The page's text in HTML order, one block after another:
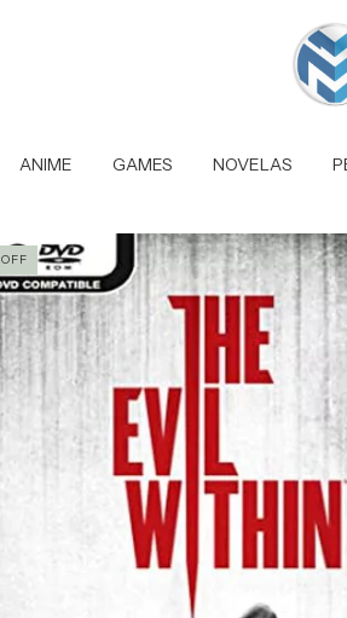
ANIME GAMES NOVELAS
OFF